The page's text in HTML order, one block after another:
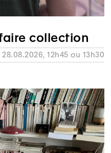
collection
28.08.2026, 12h45 ou 13h30